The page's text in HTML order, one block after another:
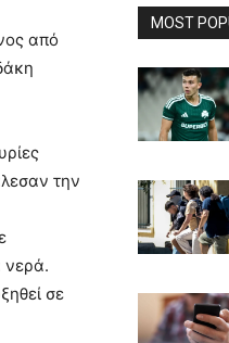
από
την
νερά.
σε
MOST